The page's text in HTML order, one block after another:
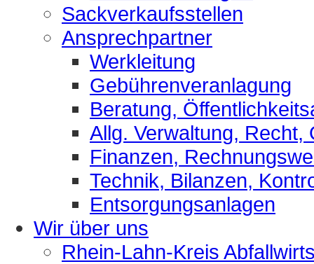
Sackverkaufsstellen
Ansprechpartner
Werkleitung
Gebührenveranlagung
Beratung,
Allg. Verwaltung, Recht,
Finanzen,
Technik, Bilanzen,
Entsorgungsanlagen
Wir über uns
Rhein-Lahn-Kreis